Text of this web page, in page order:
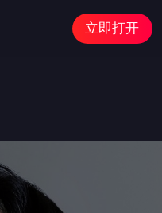
立即打开